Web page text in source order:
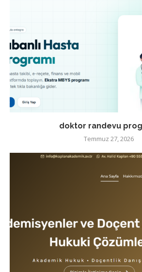
doktor randevu
Temmuz 27, 2026